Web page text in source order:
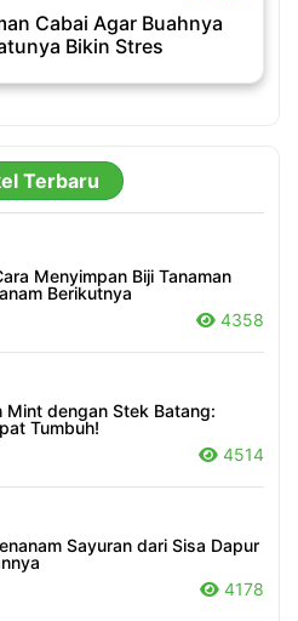
Cabai Agar Buahnya
Bikin Stres
Terbaru
Menyimpan Biji Tanaman
Berikutnya
4358
Mint dengan Stek Batang:
Tumbuh!
4514
Sayuran dari Sisa Dapur
4178